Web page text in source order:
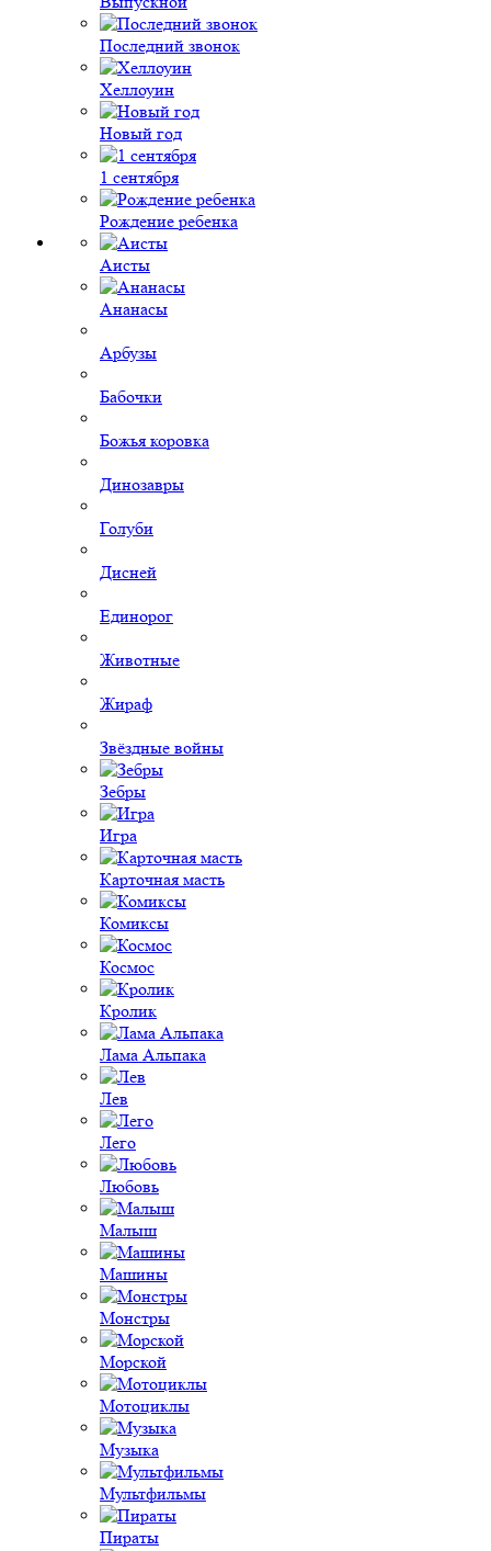
Последний звонок
Хеллоуин
Новый год
1 сентября
Рождение ребенка
Аисты
Ананасы
Арбузы
Бабочки
Божья коровка
Динозавры
Голуби
Дисней
Единорог
Животные
Жираф
Звёздные войны
Зебры
Игра
Карточная масть
Комиксы
Космос
Кролик
Лама Альпака
Лев
Лего
Любовь
Малыш
Машины
Монстры
Морской
Мотоциклы
Музыка
Мультфильмы
Пираты